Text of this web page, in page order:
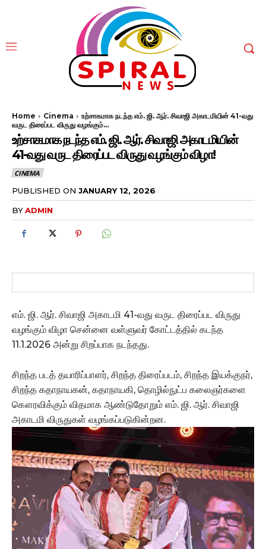
Home Cinema
உற்சாகமாக நடந்த எம். ஜி. ஆர். சிவாஜி அகாடமியின் 41-வது
வருட திரைப்பட விருது வழங்கும்...
உற்சாகமாக நடந்த எம். ஜி. ஆர். சிவாஜி அகாடமியின்
41-வது வருட திரைப்பட விருது வழங்கும் விழா!
CINEMA
PUBLISHED ON JANUARY 12, 2026
BYADMIN
எம். ஜி. ஆர். சிவாஜி அகாடமி 41-வது வருட திரைப்பட விருது
வழங்கும் விழா சென்னை வள்ளுவர் கோட்டத்தில் கடந்த
11.1.2026 அன்று சிறப்பாக நடந்தது.
சிறந்த படத் தயாரிப்பாளர், சிறந்த திரைப்படம், சிறந்த இயக்குநர்,
சிறந்த கதாநாயகன், கதாநாயகி, தொழில்நுட்ப கலைஞர்களை
கௌரவிக்கும் விதமாக ஆண்டுதோறும் எம். ஜி. ஆர். சிவாஜி
அகாடமி விருதுகள் வழங்கப்படுகின்றன.